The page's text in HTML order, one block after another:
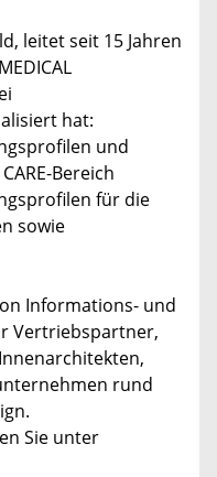
leitet seit 15 Jahren
hat:
und
Bereich
für die
sowie
Informations- und
Vertriebspartner,
rund
Sie unter